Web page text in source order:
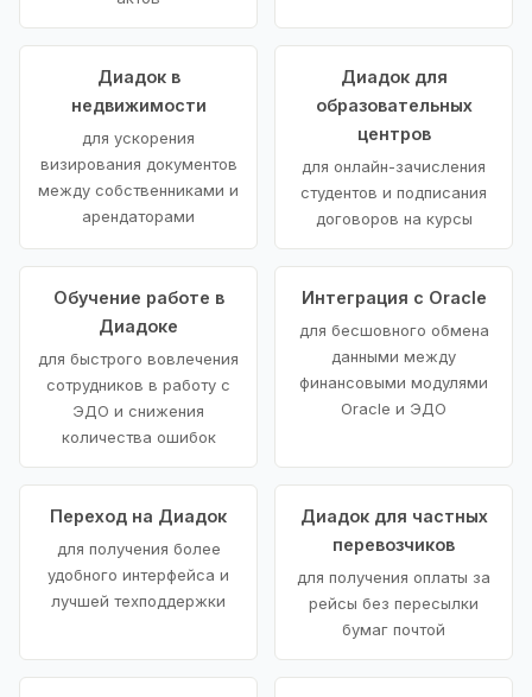
Диадок в
недвижимости
для ускорения
визирования документов
между собственниками и
арендаторами
Диадок для
образовательных
центров
для онлайн-зачисления
студентов и подписания
договоров на курсы
Обучение работе в
Диадоке
для быстрого вовлечения
сотрудников в работу с
ЭДО и снижения
количества ошибок
Интеграция с Oracle
для бесшовного обмена
данными между
финансовыми модулями
Oracle и ЭДО
Переход на Диадок
для получения более
удобного интерфейса и
лучшей техподдержки
Диадок для частных
перевозчиков
для получения оплаты за
рейсы без пересылки
бумаг почтой